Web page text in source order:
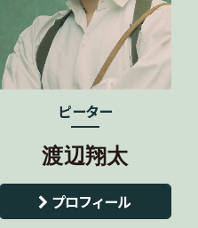
ピーター
渡辺翔太
プロフィール